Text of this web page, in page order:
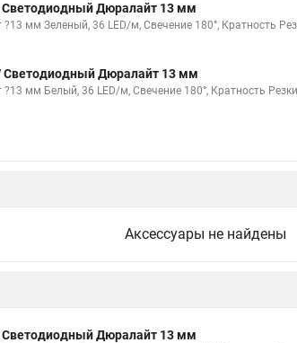
Дюралайт уличные Дюралайт
дюралайт Дюралайт светодиодный
Дюралайт светодиодный купить в
Светодиодный Дюралайт 13 мм
мм Зеленый, 36 LED/м, Свечение 180°, Кратность
Светодиодный Дюралайт 13 мм
мм Белый, 36 LED/м, Свечение 180°, Кратность
Аксессуары не найдены
Светодиодный Дюралайт 13 мм